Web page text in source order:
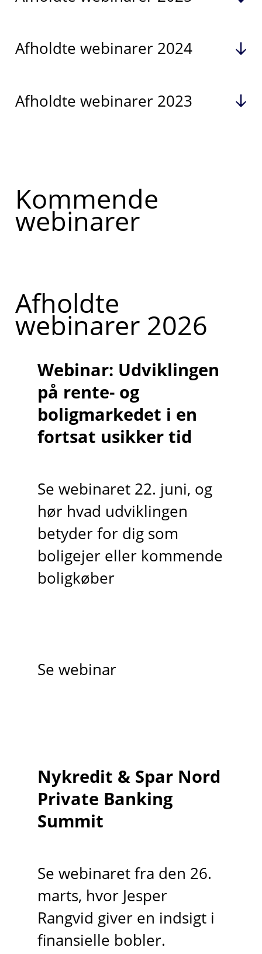
Afholdte webinarer 2024
Afholdte webinarer 2023
Kommende
webinarer
Afholdte
webinarer 2026
Webinar: Udviklingen
på rente- og
boligmarkedet i en
fortsat usikker tid
Se webinaret 22. juni, og
hør hvad udviklingen
betyder for dig som
boligejer eller kommende
boligkøber
Se webinar
Nykredit & Spar Nord
Private Banking
Summit
Se webinaret fra den 26.
marts, hvor Jesper
Rangvid giver en indsigt i
finansielle bobler.